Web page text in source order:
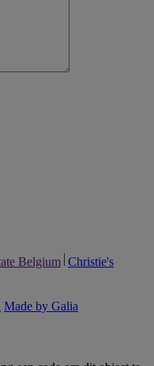
Belgium Christie's
Made by Galia